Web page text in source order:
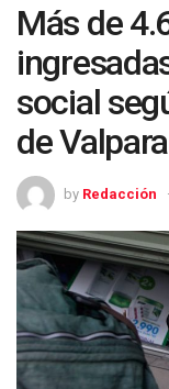
Más de
social
de
by Redacción